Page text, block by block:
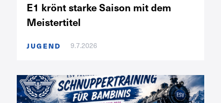
E1 krönt starke Saison mit dem
Meistertitel
JUGEND 9.7.2026